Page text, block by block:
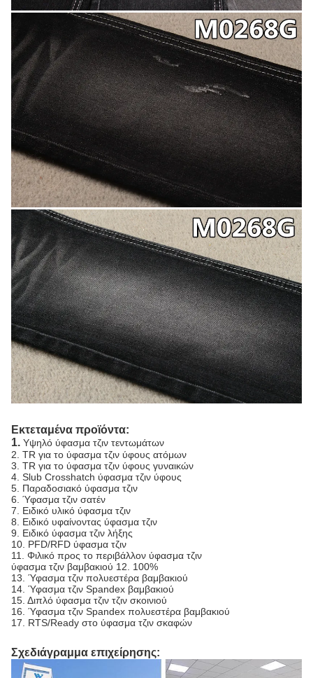
Εκτεταμένα προϊόντα:
1. Υψηλό ύφασμα τζιν τεντωμάτων
2. TR για το ύφασμα τζιν ύφους ατόμων
3. TR για το ύφασμα τζιν ύφους γυναικών
4. Slub Crosshatch ύφασμα τζιν ύφους
5. Παραδοσιακό ύφασμα τζιν
6. Ύφασμα τζιν σατέν
7. Ειδικό υλικό ύφασμα τζιν
8. Ειδικό υφαίνοντας ύφασμα τζιν
9. Ειδικό ύφασμα τζιν λήξης
10. PFD/RFD ύφασμα τζιν
11. Φιλικό προς το περιβάλλον ύφασμα τζιν
ύφασμα τζιν βαμβακιού 12. 100%
13. Ύφασμα τζιν πολυεστέρα βαμβακιού
14. Ύφασμα τζιν Spandex βαμβακιού
15. Διπλό ύφασμα τζιν τζιν σκοινιού
16. Ύφασμα τζιν Spandex πολυεστέρα βαμβακιού
17. RTS/Ready στο ύφασμα τζιν σκαφών
Σχεδιάγραμμα επιχείρησης: